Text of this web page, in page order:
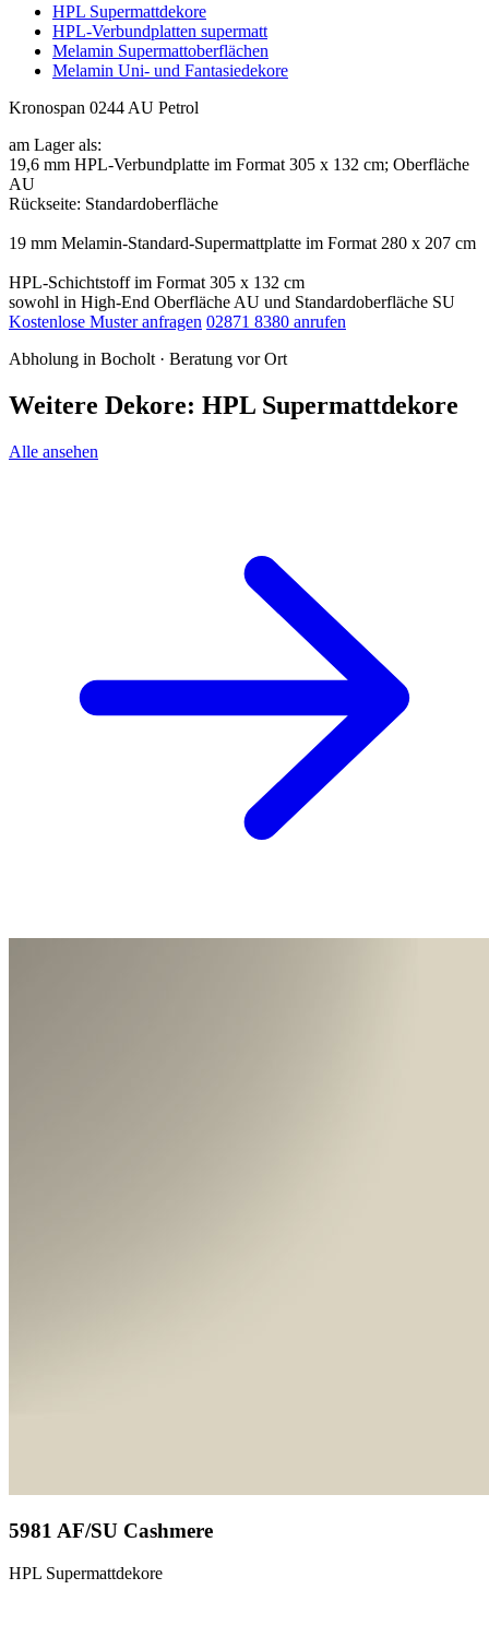
HPL Supermattdekore
HPL-Verbundplatten supermatt
Melamin Supermattoberflächen
Melamin Uni- und Fantasiedekore
Kronospan 0244 AU Petrol
am Lager als:
19,6 mm HPL-Verbundplatte im Format 305 x 132 cm; Oberfläche
AU
Rückseite: Standardoberfläche
19 mm Melamin-Standard-Supermattplatte im Format 280 x 207 cm
HPL-Schichtstoff im Format 305 x 132 cm
sowohl in High-End Oberfläche AU und Standardoberfläche SU
Kostenlose Muster anfragen 02871 8380 anrufen
Abholung in Bocholt · Beratung vor Ort
Weitere Dekore: HPL Supermattdekore
Alle ansehen
5981 AF/SU Cashmere
HPL Supermattdekore